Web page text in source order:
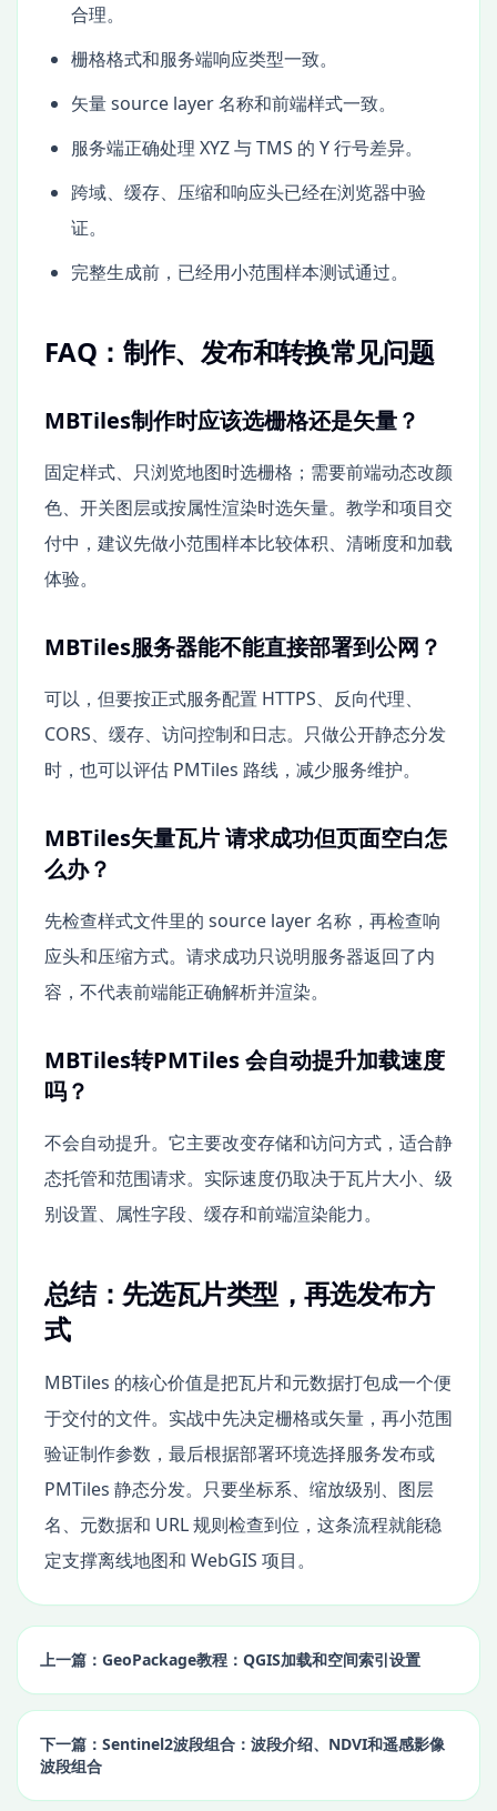
合理。
栅格格式和服务端响应类型一致。
矢量 source layer 名称和前端样式一致。
服务端正确处理 XYZ 与 TMS 的 Y 行号差异。
跨域、缓存、压缩和响应头已经在浏览器中验
证。
完整生成前，已经用小范围样本测试通过。
FAQ：制作、发布和转换常见问题
MBTiles制作时应该选栅格还是矢量？
固定样式、只浏览地图时选栅格；需要前端动态改颜
色、开关图层或按属性渲染时选矢量。教学和项目交
付中，建议先做小范围样本比较体积、清晰度和加载
体验。
MBTiles服务器能不能直接部署到公网？
可以，但要按正式服务配置 HTTPS、反向代理、
CORS、缓存、访问控制和日志。只做公开静态分发
时，也可以评估 PMTiles 路线，减少服务维护。
MBTiles矢量瓦片 请求成功但页面空白怎
么办？
先检查样式文件里的 source layer 名称，再检查响
应头和压缩方式。请求成功只说明服务器返回了内
容，不代表前端能正确解析并渲染。
MBTiles转PMTiles 会自动提升加载速度
吗？
不会自动提升。它主要改变存储和访问方式，适合静
态托管和范围请求。实际速度仍取决于瓦片大小、级
别设置、属性字段、缓存和前端渲染能力。
总结：先选瓦片类型，再选发布方
式
MBTiles 的核心价值是把瓦片和元数据打包成一个便
于交付的文件。实战中先决定栅格或矢量，再小范围
验证制作参数，最后根据部署环境选择服务发布或
PMTiles 静态分发。只要坐标系、缩放级别、图层
名、元数据和 URL 规则检查到位，这条流程就能稳
定支撑离线地图和 WebGIS 项目。
上一篇：GeoPackage教程：QGIS加载和空间索引设置
下一篇：Sentinel2波段组合：波段介绍、NDVI和遥感影像
波段组合